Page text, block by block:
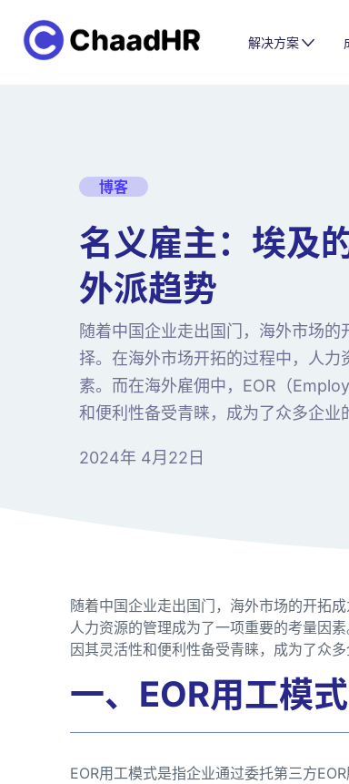
解决方案
博客
名义雇主：埃及
外派趋势
随着中国企业走出国门，海外市场
择。在海外市场开拓的过程中，人力
素。而在海外雇佣中，EOR（
和便利性备受青睐，成为了众多企业
2024年 4月22日
随着中国企业走出国门，海外市场的开拓
人力资源的管理成为了一项重要的考量因
因其灵活性和便利性备受青睐，成为了众多
一、EOR用工模
EOR用工模式是指企业通过委托第三方